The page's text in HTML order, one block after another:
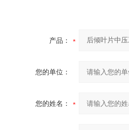
产品：
您的单位：
您的姓名：